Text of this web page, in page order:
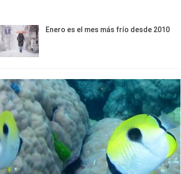
Enero es el mes más frío desde 2010